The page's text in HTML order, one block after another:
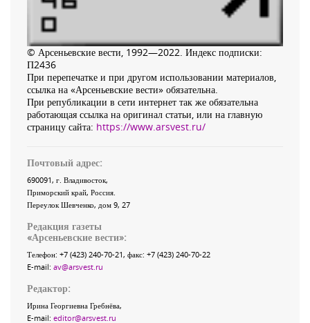
© Арсеньевские вести, 1992—2022. Индекс подписки:
П2436
При перепечатке и при другом использовании материалов,
ссылка на «Арсеньевские вести» обязательна.
При републикации в сети интернет так же обязательна
работающая ссылка на оригинал статьи, или на главную
страницу сайта: https://www.arsvest.ru/
Почтовый адрес:
690091, г. Владивосток,
Приморский край, Россия
Переулок Шевченко, дом 9, 27
Редакция газеты
«Арсеньевские вести»:
Телефон: +7 (423) 240-70-21, факс: +7 (423) 240-70-22
E-mail: av@arsvest.ru
Редактор:
Ирина Георгиевна Гребнёва,
E-mail: editor@arsvest.ru